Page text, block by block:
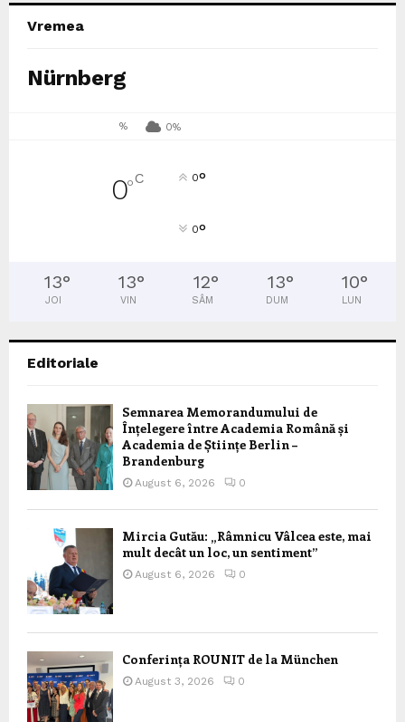
Vremea
Nürnberg
% 0%
0°C 0°
0°
13°
JOI
13°
VIN
12°
SÂM
13°
DUM
10°
LUN
Editoriale
Semnarea Memorandumului de
Înțelegere între Academia Română și
Academia de Științe Berlin –
Brandenburg
August 6, 2026 0
Mircia Gutău: „Râmnicu Vâlcea este, mai
mult decât un loc, un sentiment”
August 6, 2026 0
Conferința ROUNIT de la München
August 3, 2026 0